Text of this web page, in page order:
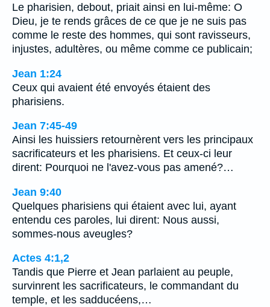
Le pharisien, debout, priait ainsi en lui-même: O
Dieu, je te rends grâces de ce que je ne suis pas
comme le reste des hommes, qui sont ravisseurs,
injustes, adultères, ou même comme ce publicain;
Jean 1:24
Ceux qui avaient été envoyés étaient des
pharisiens.
Jean 7:45-49
Ainsi les huissiers retournèrent vers les principaux
sacrificateurs et les pharisiens. Et ceux-ci leur
dirent: Pourquoi ne l'avez-vous pas amené?…
Jean 9:40
Quelques pharisiens qui étaient avec lui, ayant
entendu ces paroles, lui dirent: Nous aussi,
sommes-nous aveugles?
Actes 4:1,2
Tandis que Pierre et Jean parlaient au peuple,
survinrent les sacrificateurs, le commandant du
temple, et les sadducéens,…